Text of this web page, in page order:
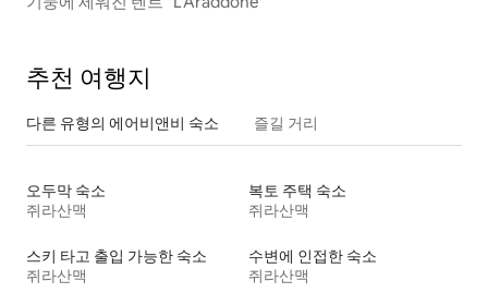
추천 여행지
다른 유형의 에어비앤비 숙소 즐길 거리
오두막 숙소
쥐라산맥
복토 주택 숙소
쥐라산맥
스키 타고 출입 가능한 숙소
쥐라산맥
수변에 인접한 숙소
쥐라산맥